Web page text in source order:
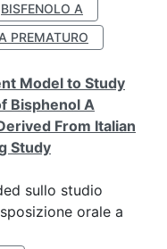
BISFENOLO A
PREMATURO
Model to Study
Bisphenol A
From Italian
Study
sullo studio
orale a